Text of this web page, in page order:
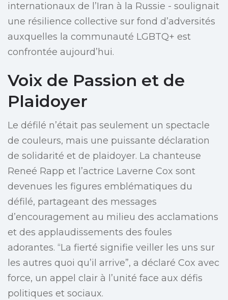
internationaux de l’Iran à la Russie - soulignait
une résilience collective sur fond d’adversités
auxquelles la communauté LGBTQ+ est
confrontée aujourd’hui.
Voix de Passion et de
Plaidoyer
Le défilé n’était pas seulement un spectacle
de couleurs, mais une puissante déclaration
de solidarité et de plaidoyer. La chanteuse
Reneé Rapp et l’actrice Laverne Cox sont
devenues les figures emblématiques du
défilé, partageant des messages
d’encouragement au milieu des acclamations
et des applaudissements des foules
adorantes. “La fierté signifie veiller les uns sur
les autres quoi qu’il arrive”, a déclaré Cox avec
force, un appel clair à l’unité face aux défis
politiques et sociaux.